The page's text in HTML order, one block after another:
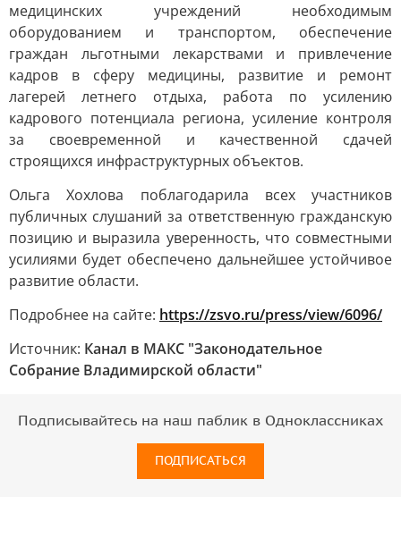
медицинских учреждений необходимым
оборудованием и транспортом, обеспечение
граждан льготными лекарствами и привлечение
кадров в сферу медицины, развитие и ремонт
лагерей летнего отдыха, работа по усилению
кадрового потенциала региона, усиление контроля
за своевременной и качественной сдачей
строящихся инфраструктурных объектов.
Ольга Хохлова поблагодарила всех участников
публичных слушаний за ответственную гражданскую
позицию и выразила уверенность, что совместными
усилиями будет обеспечено дальнейшее устойчивое
развитие области.
Подробнее на сайте: https://zsvo.ru/press/view/6096/
Источник: Канал в МАКС "Законодательное
Собрание Владимирской области"
Подписывайтесь на наш паблик в Одноклассниках
ПОДПИСАТЬСЯ